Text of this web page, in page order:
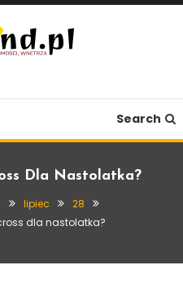
Search
Dla Nastolatka?
lipiec
28
dla nastolatka?